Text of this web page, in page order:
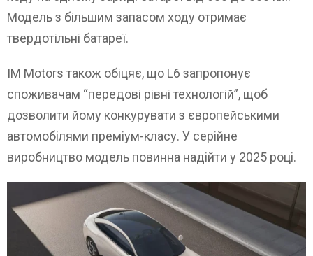
Модель з більшим запасом ходу отримає
твердотільні батареї.
IM Motors також обіцяє, що L6 запропонує
споживачам “передові рівні технологій”, щоб
дозволити йому конкурувати з європейськими
автомобілями преміум-класу. У серійне
виробництво модель повинна надійти у 2025 році.